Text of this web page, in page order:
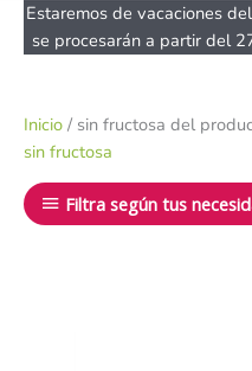
Estaremos de vacaciones
se procesarán a partir del
Inicio / sin fructosa del
sin fructosa
Filtra según tus